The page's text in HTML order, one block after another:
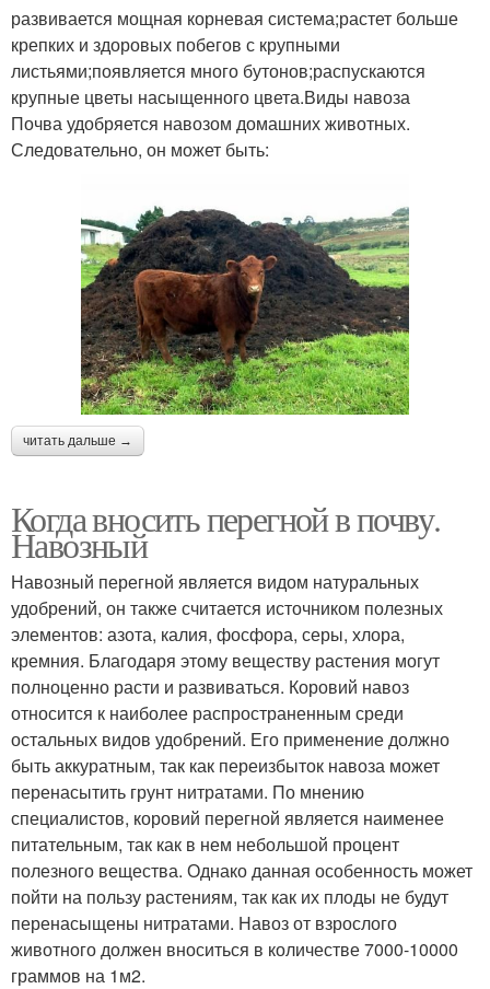
развивается мощная корневая система;растет больше
крепких и здоровых побегов с крупными
листьями;появляется много бутонов;распускаются
крупные цветы насыщенного цвета.Виды навоза
Почва удобряется навозом домашних животных.
Следовательно, он может быть:
читать дальше →
Когда вносить перегной в почву.
Навозный
Навозный перегной является видом натуральных
удобрений, он также считается источником полезных
элементов: азота, калия, фосфора, серы, хлора,
кремния. Благодаря этому веществу растения могут
полноценно расти и развиваться. Коровий навоз
относится к наиболее распространенным среди
остальных видов удобрений. Его применение должно
быть аккуратным, так как переизбыток навоза может
перенасытить грунт нитратами. По мнению
специалистов, коровий перегной является наименее
питательным, так как в нем небольшой процент
полезного вещества. Однако данная особенность может
пойти на пользу растениям, так как их плоды не будут
перенасыщены нитратами. Навоз от взрослого
животного должен вноситься в количестве 7000-10000
граммов на 1м2.